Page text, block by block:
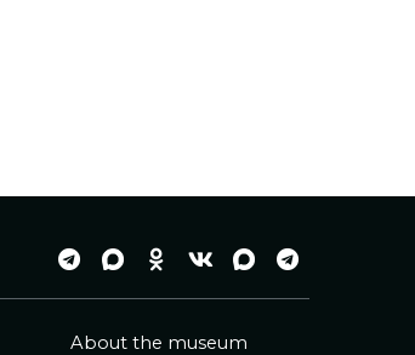
About the museum